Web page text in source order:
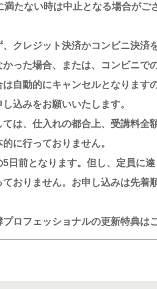
満たない時は中止となる場合が
、クレジット決済かコンビニ決済
かった場合、または、コンビニ
自動的にキャンセルとなりま
込みをお願いいたします。
ては、仕入れの都合上、受講料全
に行っておりません。
5日前となります。但し、定員に
ておりません。お申し込みは先
プロフェッショナルの更新特典は